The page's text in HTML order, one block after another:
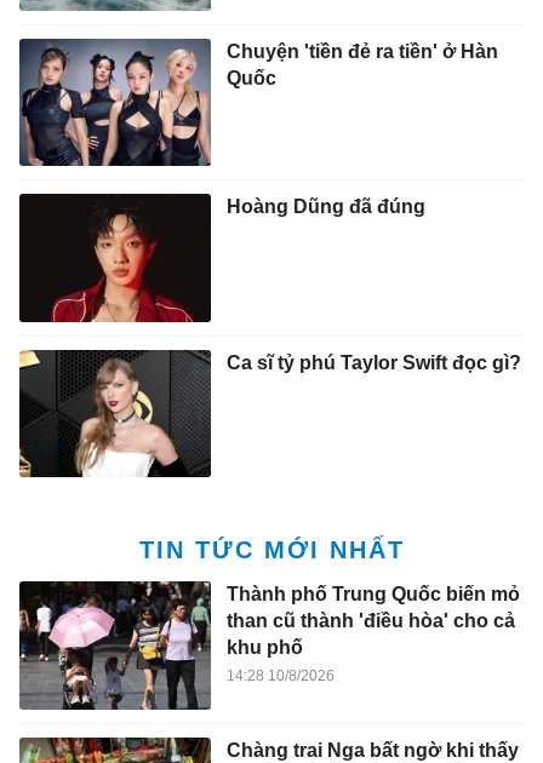
Chuyện 'tiền đẻ ra tiền' ở Hàn
Quốc
Hoàng Dũng đã đúng
Ca sĩ tỷ phú Taylor Swift đọc gì?
TIN TỨC MỚI NHẤT
Thành phố Trung Quốc biến mỏ
than cũ thành 'điều hòa' cho cả
khu phố
14:28 10/8/2026
Chàng trai Nga bất ngờ khi thấy